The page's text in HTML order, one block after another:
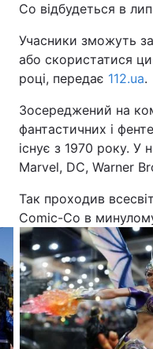
Co відбудеться в
Учасники зможуть
або скористатися
році, передає 112.ua.
Зосереджений на
фантастичних і
існує з 1970 року. У
Marvel, DC, Warner
Так проходив
Comic-Co в